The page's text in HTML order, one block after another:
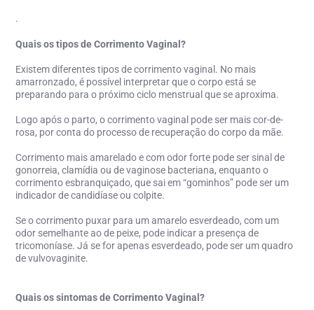
.
Quais os tipos de Corrimento Vaginal?
Existem diferentes tipos de corrimento vaginal. No mais
amarronzado, é possível interpretar que o corpo está se
preparando para o próximo ciclo menstrual que se aproxima.
Logo após o parto, o corrimento vaginal pode ser mais cor-de-
rosa, por conta do processo de recuperação do corpo da mãe.
Corrimento mais amarelado e com odor forte pode ser sinal de
gonorreia, clamídia ou de vaginose bacteriana, enquanto o
corrimento esbranquiçado, que sai em “gominhos” pode ser um
indicador de candidíaseou colpite.
Se o corrimento puxar para um amarelo esverdeado, com um
odor semelhante ao de peixe, pode indicar a presença de
tricomoníase. Já se for apenas esverdeado, pode ser um quadro
de vulvovaginite.
Quais os sintomas de Corrimento Vaginal?